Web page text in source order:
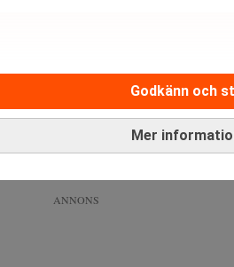
Mer
Godkänn och
kan ske innan året är slut.
Egna orden: Det kan
Det är inte längre inflationen
ANNONS